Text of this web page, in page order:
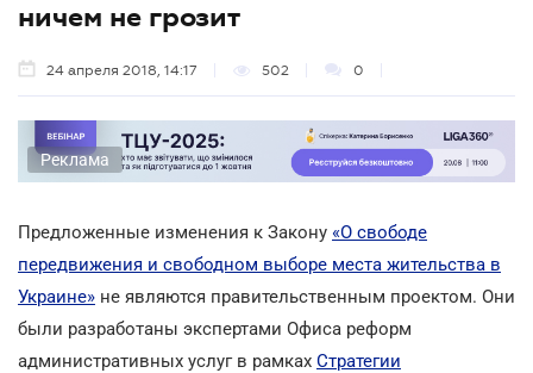
ничем не грозит
24 апреля 2018, 14:17 502 0
Реклама
Предложенные изменения к Закону «О свободе
передвижения и свободном выборе места жительства в
Украине» не являются правительственным проектом. Они
были разработаны экспертами Офиса реформ
административных услуг в рамках Стратегии